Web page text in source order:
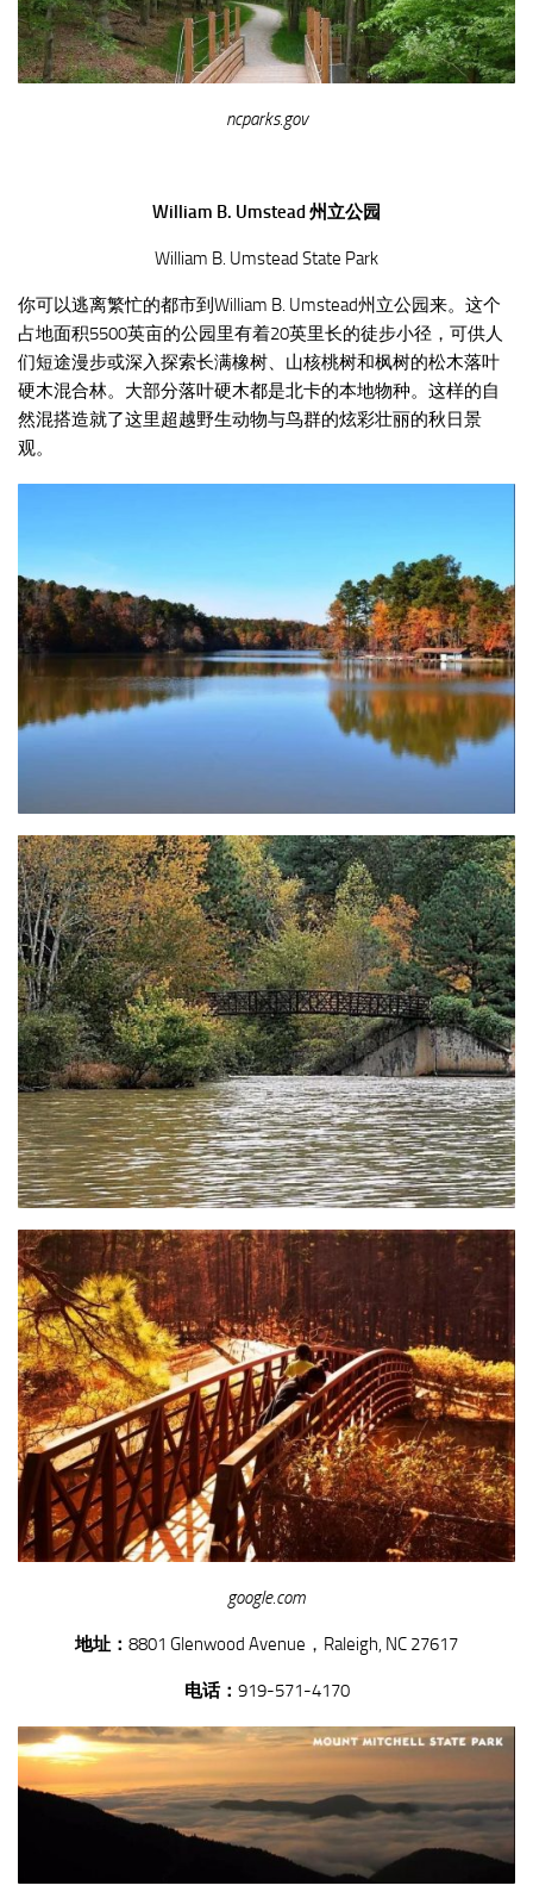
ncparks.gov
William B. Umstead 州立公园
William B. Umstead State Park
你可以逃离繁忙的都市到William B. Umstead州立公园来。这个
占地面积5500英亩的公园里有着20英里长的徒步小径，可供人
们短途漫步或深入探索长满橡树、山核桃树和枫树的松木落叶
硬木混合林。大部分落叶硬木都是北卡的本地物种。这样的自
然混搭造就了这里超越野生动物与鸟群的炫彩壮丽的秋日景
观。
google.com
地址： 8801 Glenwood Avenue，Raleigh, NC 27617
电话： 919-571-4170